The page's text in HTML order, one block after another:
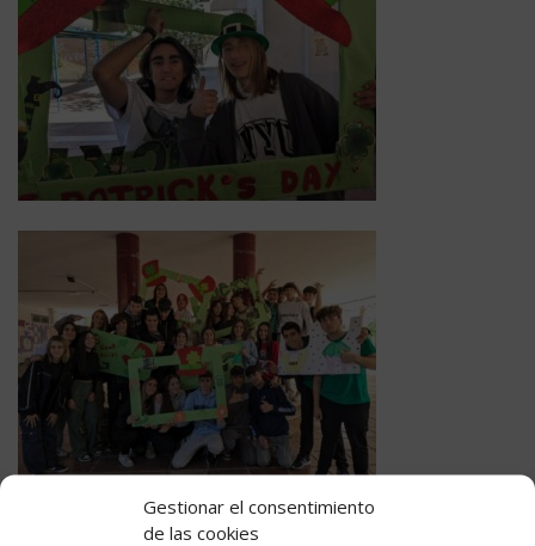
Gestionar el consentimiento
de las cookies